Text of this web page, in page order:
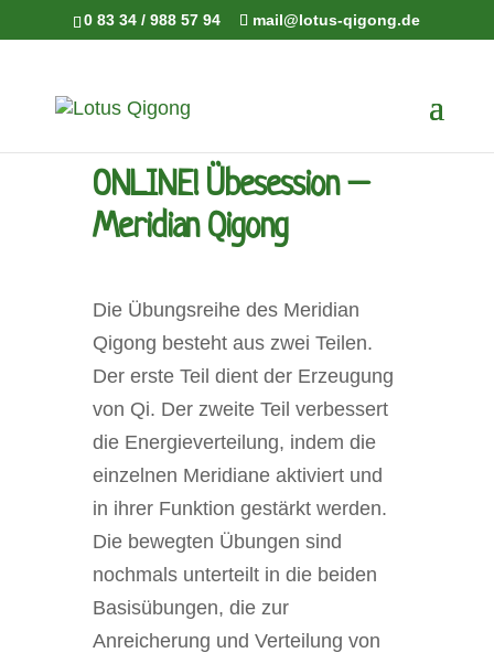
0 83 34 / 988 57 94 mail@lotus-qigong.de
ONLINE! Übesession –
Meridian Qigong
Die Übungsreihe des Meridian
Qigong besteht aus zwei Teilen.
Der erste Teil dient der Erzeugung
von Qi. Der zweite Teil verbessert
die Energieverteilung, indem die
einzelnen Meridiane aktiviert und
in ihrer Funktion gestärkt werden.
Die bewegten Übungen sind
nochmals unterteilt in die beiden
Basisübungen, die zur
Anreicherung und Verteilung von